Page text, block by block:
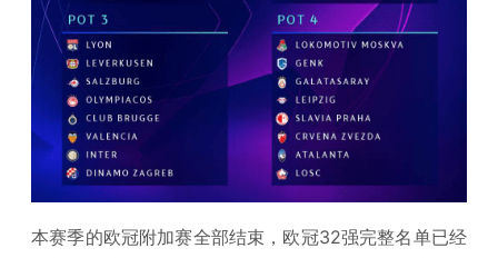
本赛季的欧冠附加赛全部结束，欧冠32强完整名单已经